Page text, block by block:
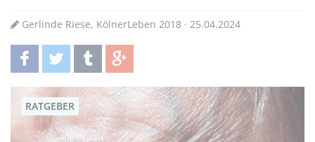
Gerlinde Riese, KölnerLeben 2018 · 25.04.2024
teilentwittern teilen teilen
RATGEBER